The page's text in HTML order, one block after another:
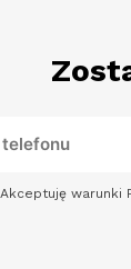
Akceptuję warunki